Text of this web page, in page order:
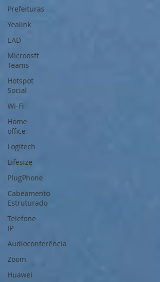
Prefeituras
Yealink
EAD
Microosft
Teams
Hotspot
Social
Wi-Fi
Home
office
Logitech
Lifesize
PlugPhone
Cabeamento
Estruturado
Telefone
IP
Audioconferência
Zoom
Huawei